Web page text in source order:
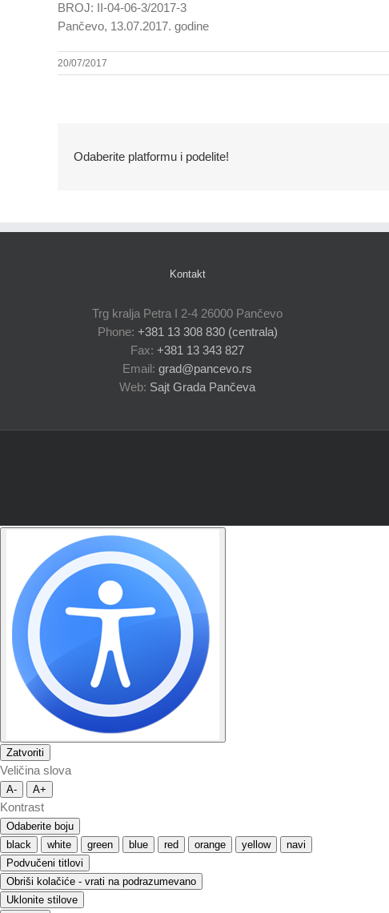
BROJ: II-04-06-3/2017-3
Pančevo, 13.07.2017. godine
20/07/2017
Odaberite platformu i podelite!
Kontakt
Trg kralja Petra I 2-4 26000 Pančevo
Phone: +381 13 308 830 (centrala)
Fax: +381 13 343 827
Email: grad@pancevo.rs
Web: Sajt Grada Pančeva
Zatvoriti
Veličina slova
A- A+
Kontrast
Odaberite boju
black
white green blue red orange yellow
navi
Podvučeni titlovi
Obriši kolačiće - vrati na podrazumevano
Uklonite stilove